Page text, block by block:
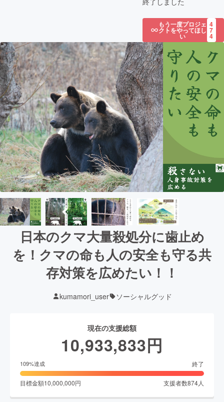
もう一度プロジェ
クトをやってほし
い
4
7
4
日本のクマ大量殺処分に歯止め
を！クマの命も人の安全も守る共
存対策を広めたい！！
kumamori_user ソーシャルグッド
現在の支援総額
10,933,833円
109%達成 終了
目標金額10,000,000円 支援者数874人